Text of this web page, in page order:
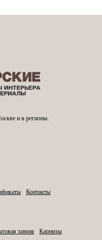
и в регионы.
Контакты
химия Карнизы